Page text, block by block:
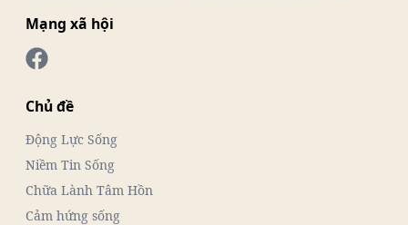
Mạng xã hội
Chủ đề
Động Lực Sống
Niềm Tin Sống
Chữa Lành Tâm Hồn
Cảm hứng sống